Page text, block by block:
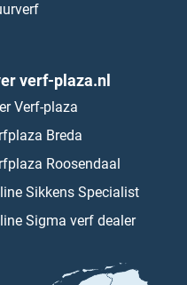
verf-plaza.nl
Verf-plaza
Breda
Roosendaal
Sikkens Specialist
Sigma verf dealer